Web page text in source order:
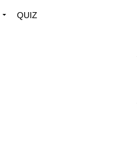
QUIZ